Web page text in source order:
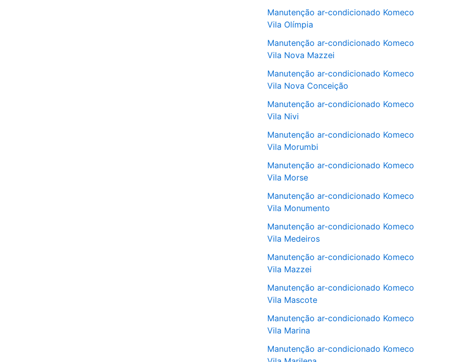
Manutenção ar-condicionado Komeco
Vila Olímpia
Manutenção ar-condicionado Komeco
Vila Nova Mazzei
Manutenção ar-condicionado Komeco
Vila Nova Conceição
Manutenção ar-condicionado Komeco
Vila Nivi
Manutenção ar-condicionado Komeco
Vila Morumbi
Manutenção ar-condicionado Komeco
Vila Morse
Manutenção ar-condicionado Komeco
Vila Monumento
Manutenção ar-condicionado Komeco
Vila Medeiros
Manutenção ar-condicionado Komeco
Vila Mazzei
Manutenção ar-condicionado Komeco
Vila Mascote
Manutenção ar-condicionado Komeco
Vila Marina
Manutenção ar-condicionado Komeco